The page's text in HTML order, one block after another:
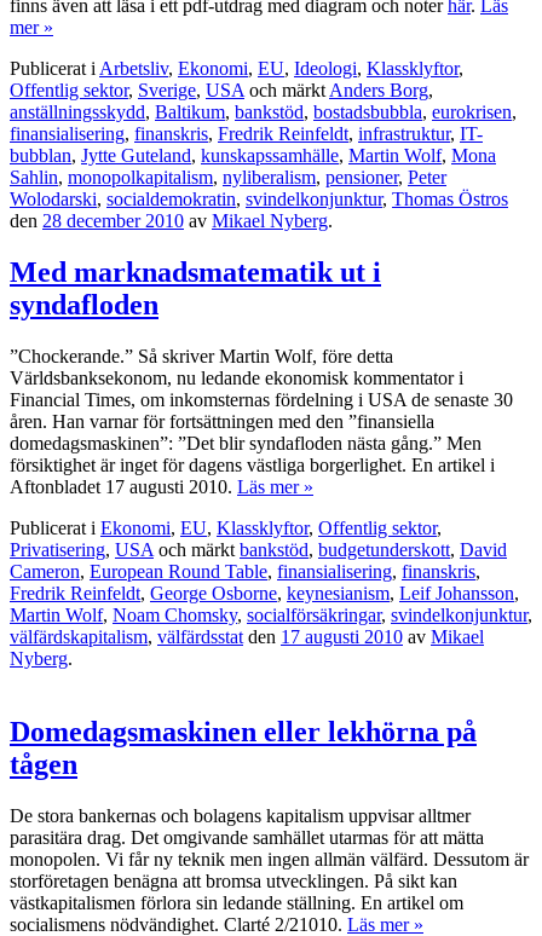
finns även att läsa i ett pdf-utdrag med diagram och noter här.
Läs
mer »
Publicerat i Arbetsliv, Ekonomi, EU, Ideologi, Klassklyftor,
Offentlig sektor, Sverige, USA och märkt Anders Borg,
anställningsskydd, Baltikum, bankstöd, bostadsbubbla, eurokrisen,
finansialisering, finanskris, Fredrik Reinfeldt, infrastruktur, IT-
bubblan, Jytte Guteland, kunskapssamhälle, Martin Wolf, Mona
Sahlin, monopolkapitalism, nyliberalism, pensioner, Peter
Wolodarski, socialdemokratin, svindelkonjunktur, Thomas Östros
den 28 december 2010 av Mikael Nyberg.
Med marknadsmatematik ut i
syndafloden
”Chockerande.” Så skriver Martin Wolf, före detta
Världsbanksekonom, nu ledande ekonomisk kommentator i
Financial Times, om inkomsternas fördelning i USA de senaste 30
åren. Han varnar för fortsättningen med den ”finansiella
domedagsmaskinen”: ”Det blir syndafloden nästa gång.” Men
försiktighet är inget för dagens västliga borgerlighet. En artikel i
Aftonbladet 17 augusti 2010. Läs mer »
Publicerat i Ekonomi, EU, Klassklyftor, Offentlig sektor,
Privatisering, USA och märkt bankstöd, budgetunderskott, David
Cameron, European Round Table, finansialisering, finanskris,
Fredrik Reinfeldt, George Osborne, keynesianism, Leif Johansson,
Martin Wolf, Noam Chomsky, socialförsäkringar, svindelkonjunktur,
välfärdskapitalism, välfärdsstat den 17 augusti 2010 av Mikael
Nyberg.
Domedagsmaskinen eller lekhörna på
tågen
De stora bankernas och bolagens kapitalism uppvisar alltmer
parasitära drag. Det omgivande samhället utarmas för att mätta
monopolen. Vi får ny teknik men ingen allmän välfärd. Dessutom är
storföretagen benägna att bromsa utvecklingen. På sikt kan
västkapitalismen förlora sin ledande ställning. En artikel om
socialismens nödvändighet. Clarté 2/21010. Läs mer »